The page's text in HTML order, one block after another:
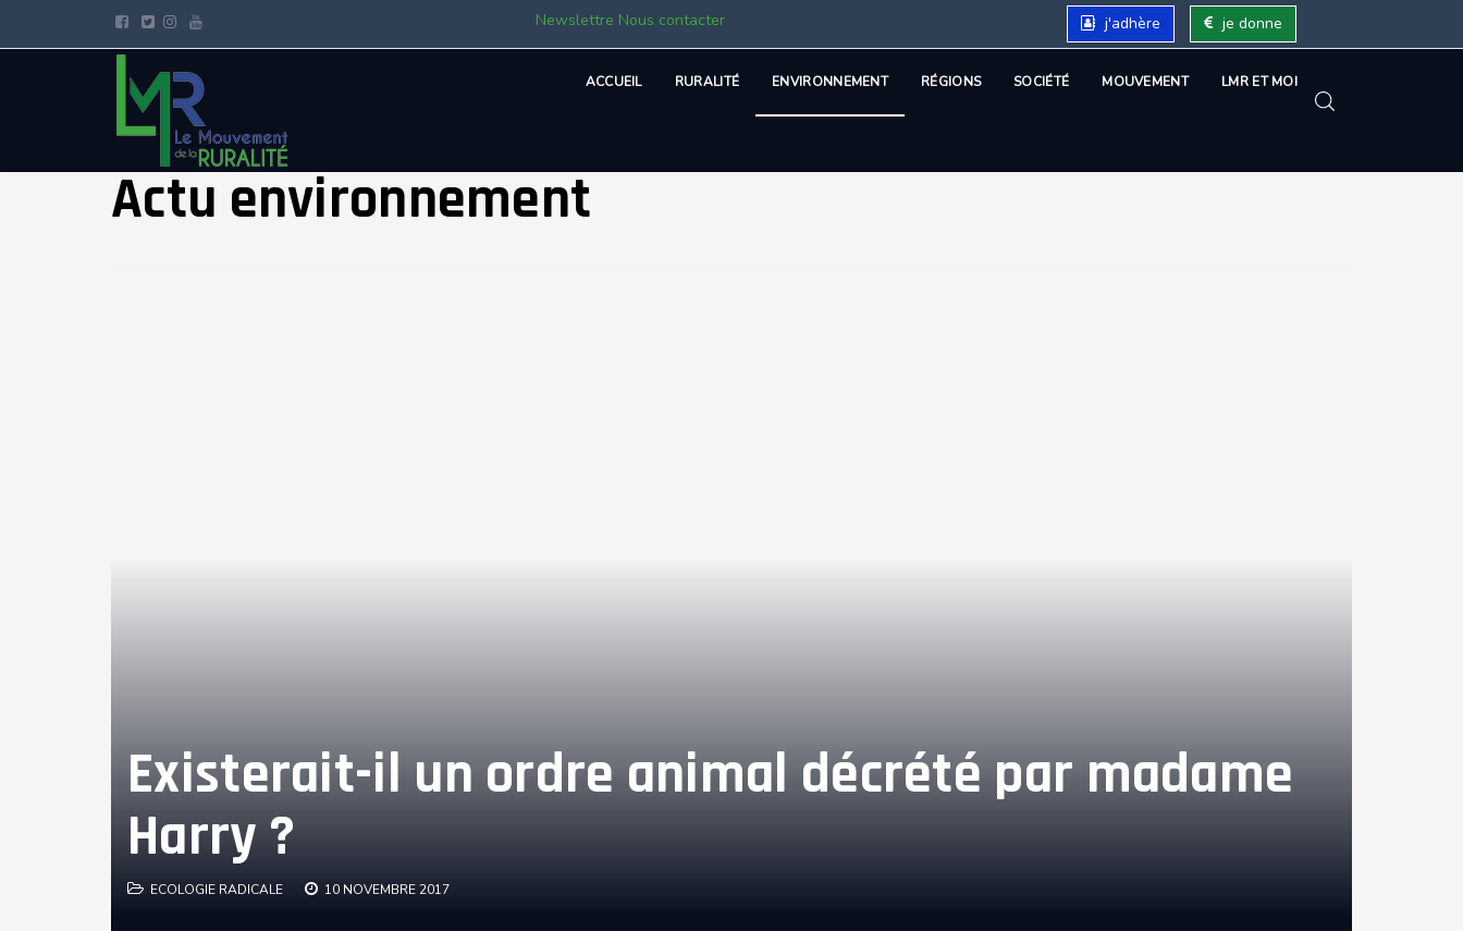
Newslettre Nous contacter j'adhère je donne
ACCUEIL RURALITÉ ENVIRONNEMENT RÉGIONS SOCIÉTÉ MOUVEMENT LMR ET MOI
Actu environnement
Existerait-il un ordre animal décrété par madame
Harry ?
ECOLOGIE RADICALE 10 NOVEMBRE 2017